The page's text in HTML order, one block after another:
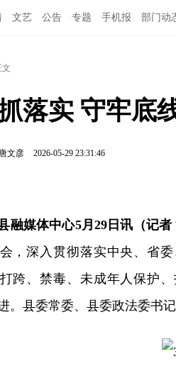
文艺 公告 专题 手机报 部门动
文
落实 守牢底
文彦 2026-05-29 23:31:46
融媒体中心5月29日讯（记者
，深入贯彻落实中央、省
跨、禁毒、未成年人保护
。县委常委、县委政法委书